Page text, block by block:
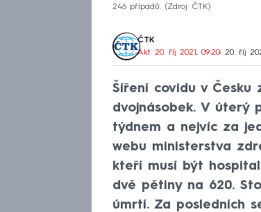
246 případů.
Zdroj: ČTK
ČTK
Akt. 20. říj 2021, 09:20• 20. říj
Šíření covidu v
dvojnásobek. V úterý
týdnem a nejvíc za
webu ministerstva
kteří musí být
dvě pětiny na 620.
úmrtí. Za posledních